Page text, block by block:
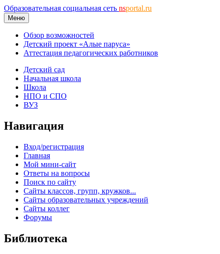
Образовательная социальная сеть nsportal.ru
Меню
Обзор возможностей
Детский проект «Алые паруса»
Аттестация педагогических работников
Детский сад
Начальная школа
Школа
НПО и СПО
ВУЗ
Навигация
Вход/регистрация
Главная
Мой мини-сайт
Ответы на вопросы
Поиск по сайту
Сайты классов, групп, кружков...
Сайты образовательных учреждений
Сайты коллег
Форумы
Библиотека